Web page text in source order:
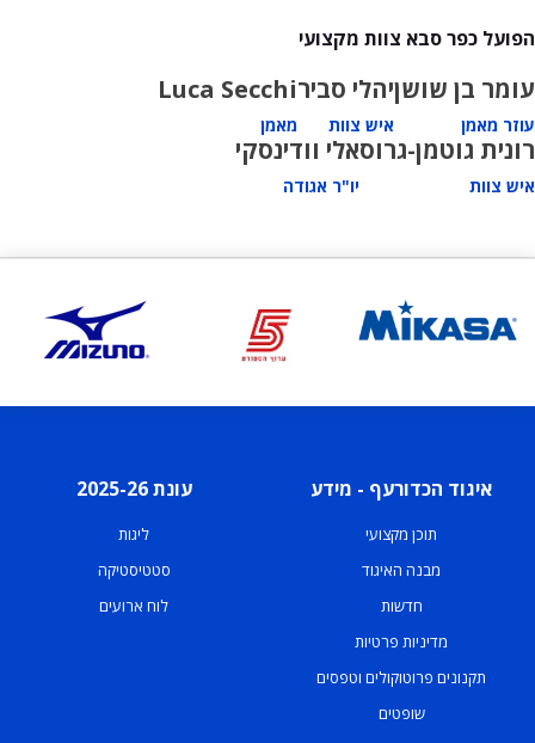
הפועל כפר סבא צוות מקצועי
עומר בן שושן
עוזר מאמן
יהלי סביר
איש צוות
Luca Secchi
מאמן
רונית גוטמן-גרוס
איש צוות
אלי וודינסקי
יו"ר אגודה
איגוד הכדורעף - מידע
תוכן מקצועי
מבנה האיגוד
חדשות
מדיניות פרטיות
תקנונים פרוטוקולים וטפסים
שופטים
עונת 2025-26
ליגות
סטטיסטיקה
לוח ארועים